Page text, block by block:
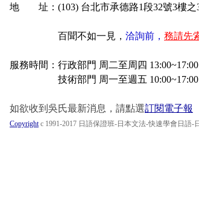
地 址：(103) 台北市承德路1段32號3樓之
百聞不如一見， 洽詢前， 務請先
服務時間：行政部門 周二至周四 13:00~17:00
技術部門 周一至週五 10:00~17:00。
如欲收到吳氏最新消息，請點選訂閱電子報
Copyrightc 1991-2017 日語保證班-日本文法-快速學會日語-